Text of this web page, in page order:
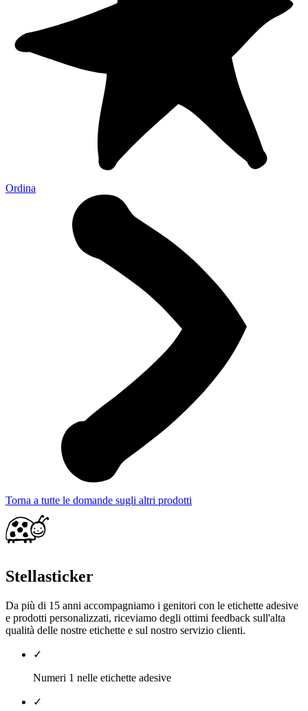
Ordina
Torna a tutte le domande sugli altri prodotti
Stellasticker
Da più di 15 anni accompagniamo i genitori con le etichette adesive
e prodotti personalizzati, riceviamo degli ottimi feedback sull'alta
qualità delle nostre etichette e sul nostro servizio clienti.
✓
Numeri 1 nelle etichette adesive
✓